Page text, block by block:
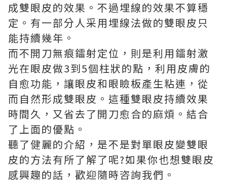
成雙眼皮的效果。不過埋線的效果不算穩
定。有一部分人采用埋線法做的雙眼皮只
能持續幾年。
而不開刀無痕鐳射定位，則是利用鐳射激
光在眼皮做3到5個柱狀的點，利用皮膚的
自愈功能，讓眼皮和眼瞼板產生粘連，從
而自然形成雙眼皮。這種雙眼皮持續效果
時間久，又省去了開刀愈合的麻煩。結合
了上面的優點。
聽了健麗的介紹，是不是對單眼皮變雙眼
皮的方法有所了解了呢?如果你也想雙眼皮
感興趣的話，歡迎隨時咨詢我們。